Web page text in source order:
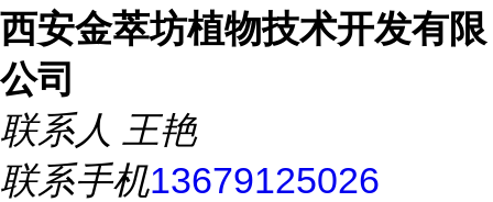
西安金萃坊植物技术开发有限
公司
联系人 王艳
联系手机13679125026